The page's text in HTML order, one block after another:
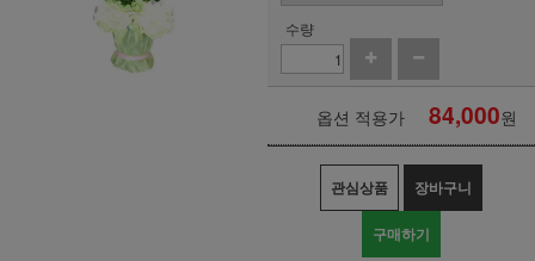
수량
옵션 적용가 84,000원
관심상품 장바구니
구매하기